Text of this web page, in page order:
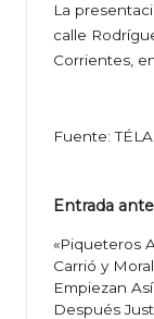
La
calle
Corrientes,
Fuente:
de
Entrada
«Piqueteros
Carrió y
Empiezan
Después